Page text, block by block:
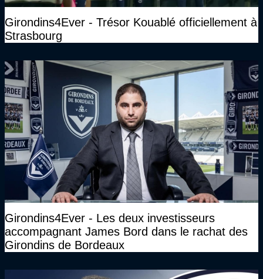
Girondins4Ever - Trésor Kouablé officiellement à
Strasbourg
Girondins4Ever - Les deux investisseurs
accompagnant James Bord dans le rachat des
Girondins de Bordeaux